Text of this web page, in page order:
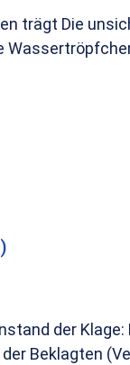
trägt Die
der Klage:
Beklagten